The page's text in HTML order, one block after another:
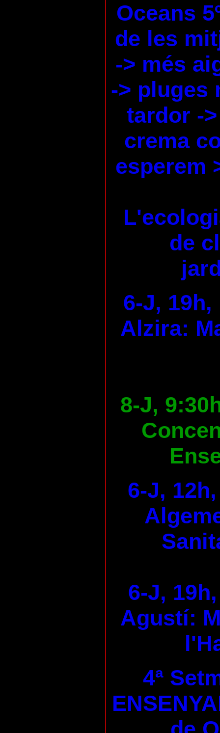
Oceans
de les
-> més
-> pluges
tardor -
crema
esperem
de
6-J, 19h,
Alzira:
8-J,
6-J,
6-J,
Agustí:
4ª